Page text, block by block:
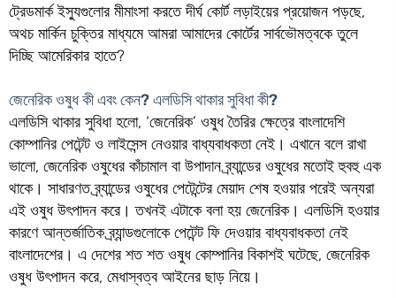
ট্রেডমার্ক ইস্যুগুলোর মীমাংসা করতে দীর্ঘ কোর্ট লড়াইয়ের প্রয়োজন পড়ছে,
অথচ মার্কিন চুক্তির মাধ্যমে আমরা আমাদের কোর্টের সার্বভৌমত্বকে তুলে
দিচ্ছি আমেরিকার হাতে?
জেনেরিক ওষুধ কী এবং কেন? এলডিসি থাকার সুবিধা কী?
এলডিসি থাকার সুবিধা হলো, ‘জেনেরিক’ ওষুধ তৈরির ক্ষেত্রে বাংলাদেশি
কোম্পানির পেটেন্ট ও লাইসেন্স নেওয়ার বাধ্যবাধকতা নেই। এখানে বলে রাখা
ভালো, জেনেরিক ওষুধের কাঁচামাল বা উপাদান ব্র্যান্ডের ওষুধের মতোই হুবহু এক
থাকে। সাধারণত ব্র্যান্ডের ওষুধের পেটেন্টের মেয়াদ শেষ হওয়ার পরেই অন্যরা
এই ওষুধ উৎপাদন করে। তখনই এটাকে বলা হয় জেনেরিক। এলডিসি হওয়ার
কারণে আন্তর্জাতিক ব্র্যান্ডগুলোকে পেটেন্ট ফি দেওয়ার বাধ্যবাধকতা নেই
বাংলাদেশের। এ দেশের শত শত ওষুধ কোম্পানির বিকাশই ঘটেছে, জেনেরিক
ওষুধ উৎপাদন করে, মেধাস্বত্ব আইনের ছাড় নিয়ে।